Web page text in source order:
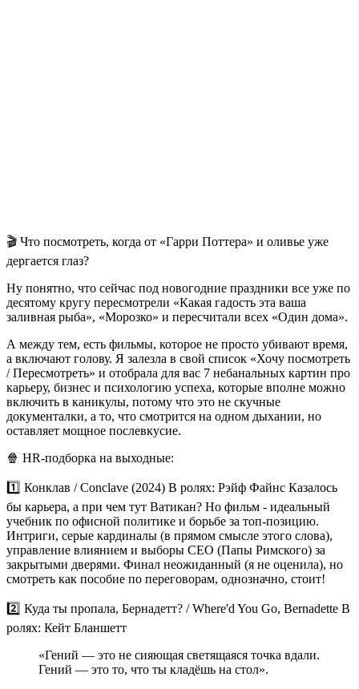
🎬 Что посмотреть, когда от «Гарри Поттера» и оливье уже
дергается глаз?
Ну понятно, что сейчас под новогодние праздники все уже по
десятому кругу пересмотрели «Какая гадость эта ваша
заливная рыба», «Морозко» и пересчитали всех «Один дома».
А между тем, есть фильмы, которое не просто убивают время,
а включают голову. Я залезла в свой список «Хочу посмотреть
/ Пересмотреть» и отобрала для вас 7 небанальных картин про
карьеру, бизнес и психологию успеха, которые вполне можно
включить в каникулы, потому что это не скучные
документалки, а то, что смотрится на одном дыхании, но
оставляет мощное послевкусие.
🍿 HR-подборка на выходные:
1️⃣ Конклав / Conclave (2024) В ролях: Рэйф Файнс Казалось
бы карьера, а при чем тут Ватикан? Но фильм - идеальный
учебник по офисной политике и борьбе за топ-позицию.
Интриги, серые кардиналы (в прямом смысле этого слова),
управление влиянием и выборы СЕО (Папы Римского) за
закрытыми дверями. Финал неожиданный (я не оценила), но
смотреть как пособие по переговорам, однозначно, стоит!
2️⃣ Куда ты пропала, Бернадетт? / Where'd You Go, Bernadette В
ролях: Кейт Бланшетт
«Гений — это не сияющая светящаяся точка вдали.
Гений — это то, что ты кладёшь на стол».